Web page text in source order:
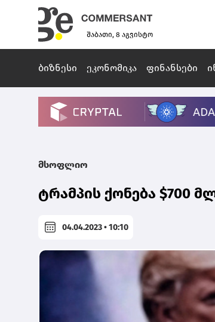
შაბათი, 8 აგვისტო
ბიზნესი ეკონომიკა ფინანსები
მსოფლიო
ტრამპის ქონება $700
04.04.2023 • 10:10